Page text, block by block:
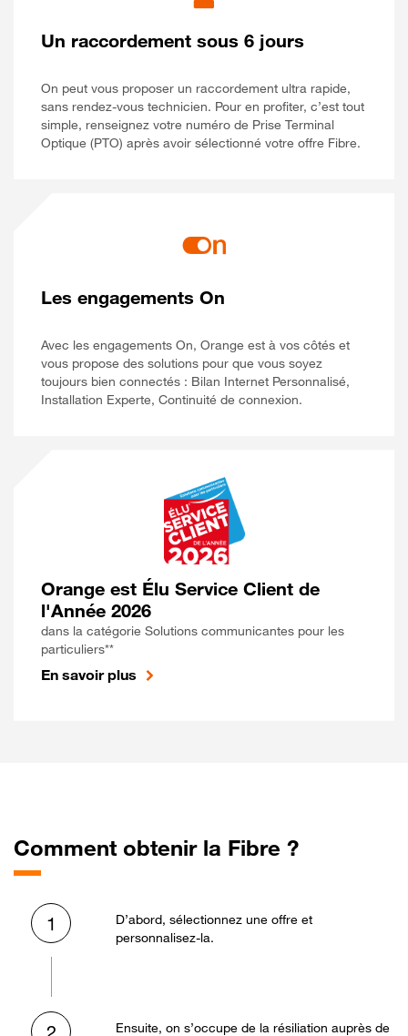
Un raccordement sous 6 jours
On peut vous proposer un raccordement ultra rapide,
sans rendez-vous technicien. Pour en profiter, c’est tout
simple, renseignez votre numéro de Prise Terminal
Optique (PTO) après avoir sélectionné votre offre Fibre.
Les engagements On
Avec les engagements On, Orange est à vos côtés et
vous propose des solutions pour que vous soyez
toujours bien connectés : Bilan Internet Personnalisé,
Installation Experte, Continuité de connexion.
Orange est Élu Service Client de
l'Année 2026
dans la catégorie Solutions communicantes pour les
particuliers**
En savoir plus
Comment obtenir la Fibre ?
1
D’abord, sélectionnez une offre et
personnalisez-la.
Ensuite, on s’occupe de la résiliation auprès de